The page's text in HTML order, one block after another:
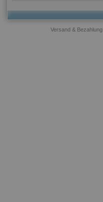
Versand & Bezahlung